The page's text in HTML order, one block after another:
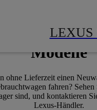
LEXUS
Modelle
ohne Lieferzeit einen
fahren?
sind, und kontaktieren
Lexus-Händler.